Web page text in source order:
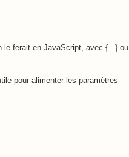
le ferait en JavaScript, avec {...} ou
pour alimenter les paramètres